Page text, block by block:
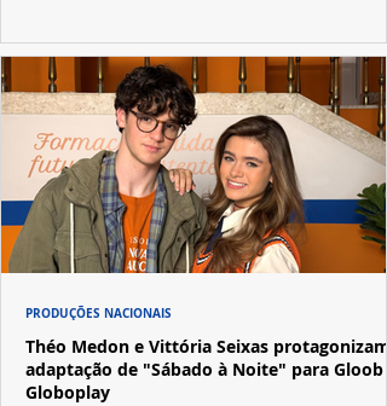
Théo Medon e Vittória Seixas protagonizam
adaptação de "Sábado à Noite" para Gloob e
Globoplay
PRODUÇÕES NACIONAIS